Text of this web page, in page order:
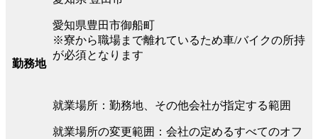
勤務地
愛知県豊田市御船町
※寮から職場まで離れているため車/バイクの所持
が必須となります
就業場所：勤務地、その他会社が指定する範囲
就業場所の変更範囲：会社の定めるすべてのオフ